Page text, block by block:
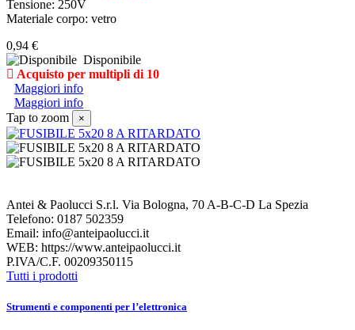
Tensione: 250V
Materiale corpo: vetro
0,94 €
Disponibile
Acquisto per multipli di 10
Maggiori info
Maggiori info
Tap to zoom
×
Antei & Paolucci S.r.l. Via Bologna, 70 A-B-C-D La Spezia
Telefono: 0187 502359
Email: info@anteipaolucci.it
WEB: https://www.anteipaolucci.it
P.IVA/C.F. 00209350115
Tutti i prodotti
Strumenti e componenti per l’elettronica